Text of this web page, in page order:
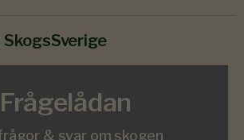
SkogsSverige
Frågelådan
& svar om skogen